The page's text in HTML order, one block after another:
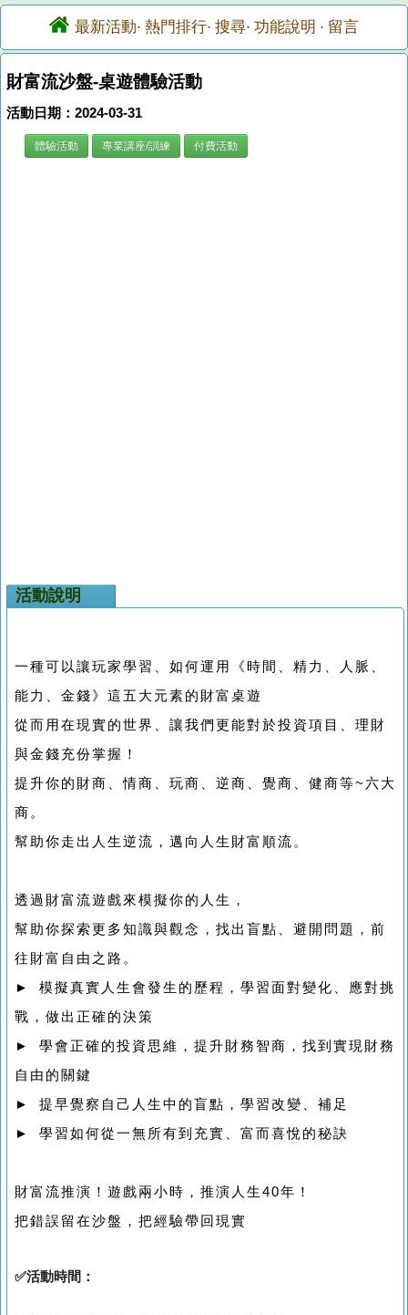
最新活動· 熱門排行· 搜尋· 功能說明 · 留言
財富流沙盤-桌遊體驗活動
活動日期：2024-03-31
體驗活動 專業講座/訓練 付費活動
活動說明
一種可以讓玩家學習、如何運用《時間、精力、人脈、
能力、金錢》這五大元素的財富桌遊
從而用在現實的世界、讓我們更能對於投資項目、理財
與金錢充份掌握！
提升你的財商、情商、玩商、逆商、覺商、健商等~六大
商。
幫助你走出人生逆流，邁向人生財富順流。
透過財富流遊戲來模擬你的人生，
幫助你探索更多知識與觀念，找出盲點、避開問題，前
往財富自由之路。
► 模擬真實人生會發生的歷程，學習面對變化、應對挑
戰，做出正確的決策
► 學會正確的投資思維，提升財務智商，找到實現財務
自由的關鍵
► 提早覺察自己人生中的盲點，學習改變、補足
► 學習如何從一無所有到充實、富而喜悅的秘訣
財富流推演！遊戲兩小時，推演人生40年！
把錯誤留在沙盤，把經驗帶回現實
✅️活動時間：